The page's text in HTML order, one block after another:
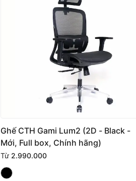
Ghế CTH Gami Lum2 (2D - Black -
Mới, Full box, Chính hãng)
Từ 2.990.000